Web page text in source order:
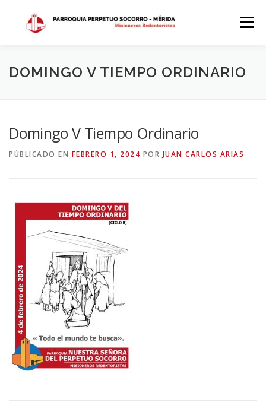
contenido
Menú
INICIO DÓNDE ESTAMOS HISTORIA
SACRAMENTOS CALENDARIO PARROQUIAL 2024
DOMINGO V TIEMPO ORDINARIO
Domingo V Tiempo Ordinario
PÚBLICADO EN FEBRERO 1, 2024 POR JUAN CARLOS ARIAS